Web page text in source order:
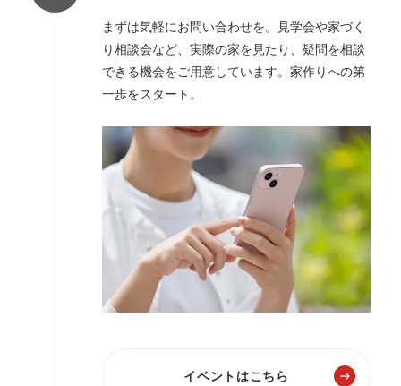
まずは気軽にお問い合わせを。見学会や家づく
り相談会など、実際の家を見たり、疑問を相談
できる機会をご用意しています。家作りへの第
一歩をスタート。
イベントはこちら